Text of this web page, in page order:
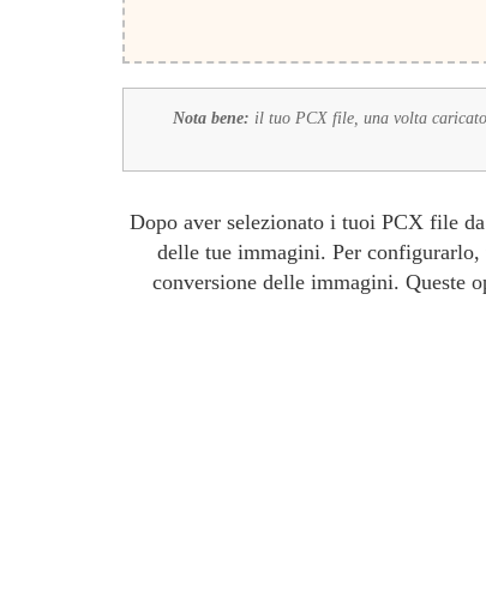
Nota bene: il tuo PCX file, una volta
Dopo aver selezionato i tuoi PCX file
delle tue immagini. Per
conversione delle immagini. Queste